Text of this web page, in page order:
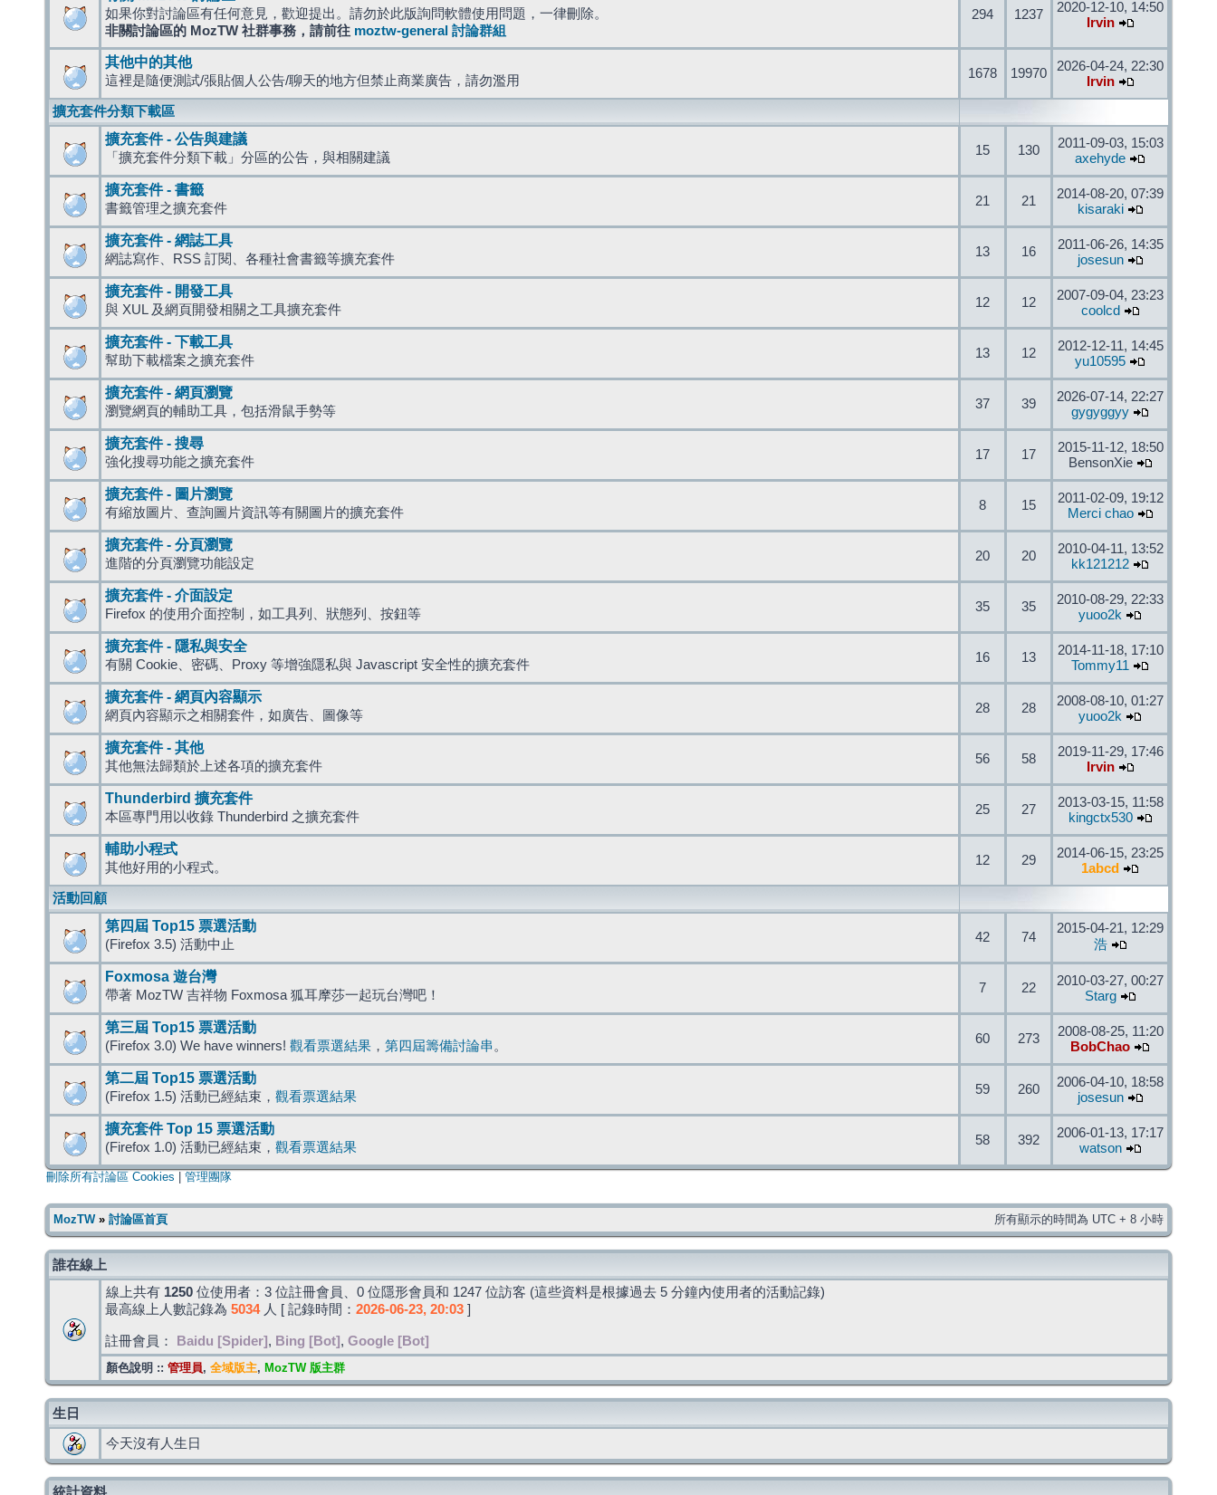
如果你對討論區有任何意見，歡迎提出。請勿於此版詢問軟體使用問題，一律刪除。
非關討論區的 MozTW 社群事務，請前往 moztw-general 討論群組
294 1237
2020-12-10, 14:50
Irvin
其他中的其他
這裡是隨便測試/張貼個人公告/聊天的地方但禁止商業廣告，請勿濫用 1678 19970
2026-04-24, 22:30
Irvin
擴充套件分類下載區
擴充套件 - 公告與建議
「擴充套件分類下載」分區的公告，與相關建議 15 130
2011-09-03, 15:03
axehyde
擴充套件 - 書籤
書籤管理之擴充套件 21 21
2014-08-20, 07:39
kisaraki
擴充套件 - 網誌工具
網誌寫作、RSS 訂閱、各種社會書籤等擴充套件 13 16
2011-06-26, 14:35
josesun
擴充套件 - 開發工具
與 XUL 及網頁開發相關之工具擴充套件 12 12
2007-09-04, 23:23
coolcd
擴充套件 - 下載工具
幫助下載檔案之擴充套件 13 12
2012-12-11, 14:45
yu10595
擴充套件 - 網頁瀏覽
瀏覽網頁的輔助工具，包括滑鼠手勢等 37 39
2026-07-14, 22:27
gygyggyy
擴充套件 - 搜尋
強化搜尋功能之擴充套件 17 17
2015-11-12, 18:50
BensonXie
擴充套件 - 圖片瀏覽
有縮放圖片、查詢圖片資訊等有關圖片的擴充套件 8 15
2011-02-09, 19:12
Merci chao
擴充套件 - 分頁瀏覽
進階的分頁瀏覽功能設定 20 20
2010-04-11, 13:52
kk121212
擴充套件 - 介面設定
Firefox 的使用介面控制，如工具列、狀態列、按鈕等 35 35
2010-08-29, 22:33
yuoo2k
擴充套件 - 隱私與安全
有關 Cookie、密碼、Proxy 等增強隱私與 Javascript 安全性的擴充套件 16 13
2014-11-18, 17:10
Tommy11
擴充套件 - 網頁內容顯示
網頁內容顯示之相關套件，如廣告、圖像等 28 28
2008-08-10, 01:27
yuoo2k
擴充套件 - 其他
其他無法歸類於上述各項的擴充套件 56 58
2019-11-29, 17:46
Irvin
Thunderbird 擴充套件
本區專門用以收錄 Thunderbird 之擴充套件 25 27
2013-03-15, 11:58
kingctx530
輔助小程式
其他好用的小程式。 12 29
2014-06-15, 23:25
1abcd
活動回顧
第四屆 Top15 票選活動
(Firefox 3.5) 活動中止 42 74
2015-04-21, 12:29
浩
Foxmosa 遊台灣
帶著 MozTW 吉祥物 Foxmosa 狐耳摩莎一起玩台灣吧！ 7 22
2010-03-27, 00:27
Starg
第三屆 Top15 票選活動
(Firefox 3.0) We have winners! 觀看票選結果 ， 第四屆籌備討論串 。 60 273
2008-08-25, 11:20
BobChao
第二屆 Top15 票選活動
(Firefox 1.5) 活動已經結束， 觀看票選結果 59 260
2006-04-10, 18:58
josesun
擴充套件 Top 15 票選活動
(Firefox 1.0) 活動已經結束， 觀看票選結果 58 392
2006-01-13, 17:17
watson
刪除所有討論區 Cookies 管理團隊
MozTW» 討論區首頁 所有顯示的時間為 UTC + 8 小時
誰在線上
線上共有 1250 位使用者：3 位註冊會員、0 位隱形會員和 1247 位訪客 (這些資料是根據過去 5 分鐘內使用者的活動記錄)
最高線上人數記錄為 5034人 [ 記錄時間： 2026-06-23, 20:03 ]
註冊會員： Baidu [Spider] , Bing [Bot] , Google [Bot]
顏色說明 :: 管理員, 全域版主, MozTW 版主群
生日
今天沒有人生日